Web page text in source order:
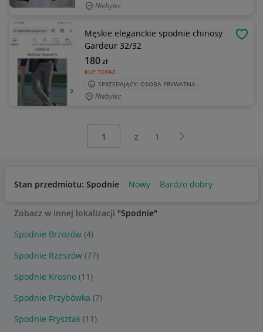
Niebylec
Męskie eleganckie spodnie chinosy
Gardeur 32/32
KUP TERAZ
180zł
SPRZEDAJĄCY: OSOBA PRYWATNA
Niebylec
z 1 Następna strona
Stan przedmiotu: Spodnie Nowy Bardzo dobry
Zobacz w innej lokalizacji "Spodnie"
Spodnie Brzozów (4)
Spodnie Rzeszów (77)
Spodnie Krosno (11)
Spodnie Przybówka (7)
Spodnie Frysztak (11)